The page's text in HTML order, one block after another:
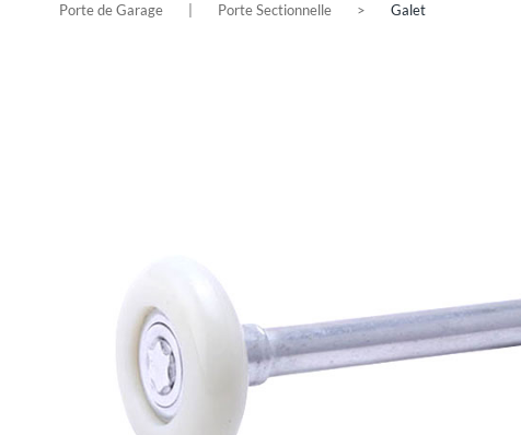
Porte de Garage Porte Sectionnelle > Galet